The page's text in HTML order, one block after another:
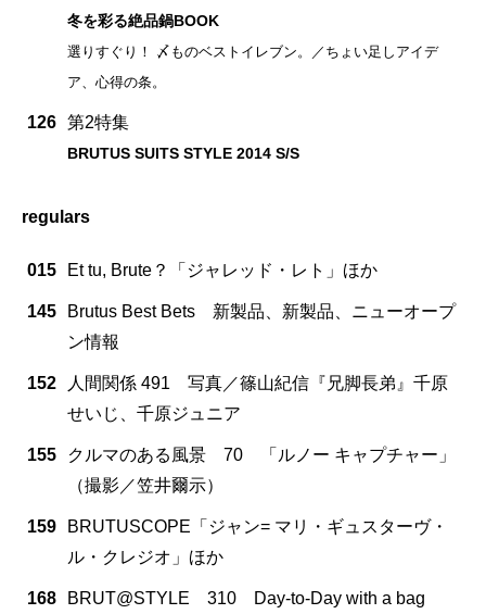
冬を彩る絶品鍋BOOK
選りすぐり！ 〆ものベストイレブン。／ちょい足しアイデ
ア、心得の条。
126 第2特集
BRUTUS SUITS STYLE 2014 S/S
regulars
015 Et tu, Brute？「ジャレッド・レト」ほか
145
Brutus Best Bets 新製品、新製品、ニューオープ
ン情報
152
人間関係 491 写真／篠山紀信『兄脚長弟』千原
せいじ、千原ジュニア
155
クルマのある風景 70 「ルノー キャプチャー」
（撮影／笠井爾示）
159
BRUTUSCOPE「ジャン= マリ・ギュスターヴ・
ル・クレジオ」ほか
168 BRUT@STYLE 310 Day-to-Day with a bag